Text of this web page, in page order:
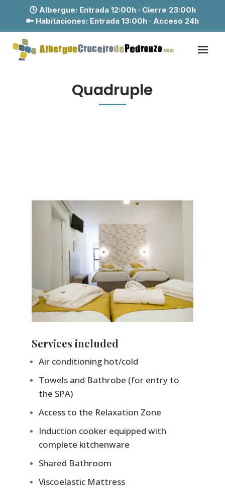
🕓 Albergue: Entrada 12:00h · Cierre 23:00h
🔑 Habitaciones: Entrada 13:00h · Acceso 24h
Quadruple
Services included
Air conditioning hot/cold
Towels and Bathrobe (for entry to
the SPA)
Access to the Relaxation Zone
Induction cooker equipped with
complete kitchenware
Shared Bathroom
Viscoelastic Mattress